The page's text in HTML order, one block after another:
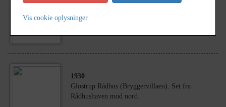
Rådhushaven: Glostrup Bryggeris tårnbygning
1930
Glostrup Rådhus (Bryggervillaen). Set fra
Rådhushaven mod nord.
Vis cookie oplysninger